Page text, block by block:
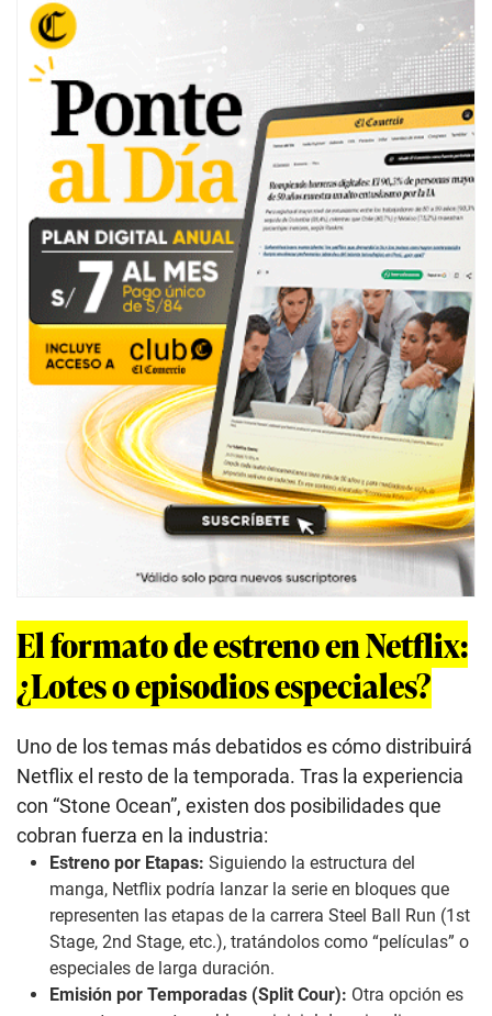
El formato de estreno en Netflix:
¿Lotes o episodios especiales?
Uno de los temas más debatidos es cómo distribuirá
Netflix el resto de la temporada. Tras la experiencia
con “Stone Ocean”, existen dos posibilidades que
cobran fuerza en la industria:
Estreno por Etapas: Siguiendo la estructura del
manga, Netflix podría lanzar la serie en bloques que
representen las etapas de la carrera Steel Ball Run (1st
Stage, 2nd Stage, etc.), tratándolos como “películas” o
especiales de larga duración.
Emisión por Temporadas (Split Cour): Otra opción es